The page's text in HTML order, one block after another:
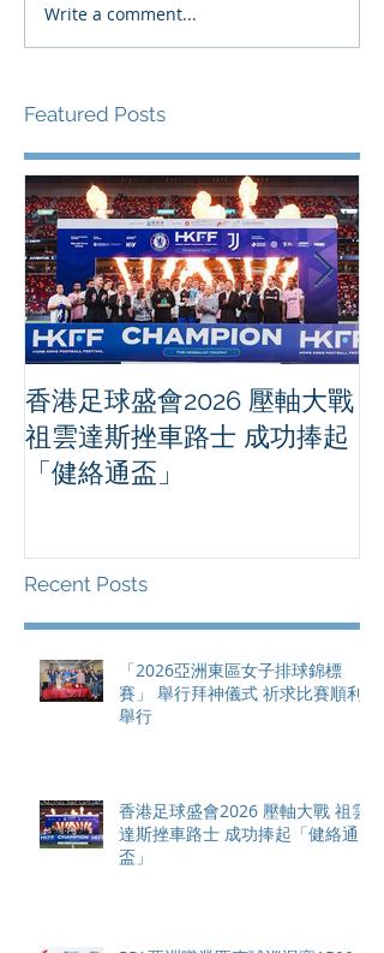
Write a comment...
Featured Posts
香港足球盛會2026 壓軸大戰
祖雲達斯挫車路士 成功捧起
「健絡通盃」
Recent Posts
「2026亞洲東區女子排球錦標
賽」 舉行拜神儀式 祈求比賽順利
舉行
香港足球盛會2026 壓軸大戰 祖雲
達斯挫車路士 成功捧起「健絡通
盃」